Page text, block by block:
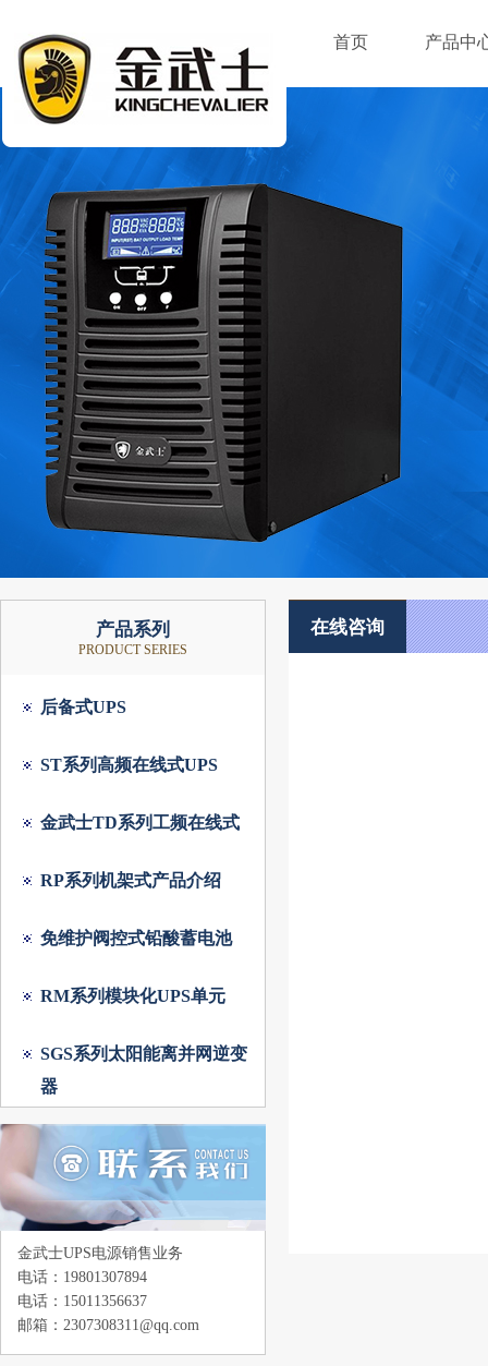
首页 产品中
产品系列
PRODUCT SERIES
后备式UPS
ST系列高频在线式UPS
金武士TD系列工频在线式
RP系列机架式产品介绍
免维护阀控式铅酸蓄电池
RM系列模块化UPS单元
SGS系列太阳能离并网逆变
器
金武士UPS电源销售业务
电话：19801307894
电话：15011356637
邮箱：2307308311@qq.com
在线咨询